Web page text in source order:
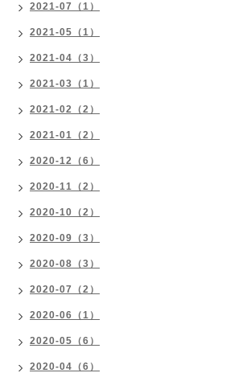
2021-07（1）
2021-05（1）
2021-04（3）
2021-03（1）
2021-02（2）
2021-01（2）
2020-12（6）
2020-11（2）
2020-10（2）
2020-09（3）
2020-08（3）
2020-07（2）
2020-06（1）
2020-05（6）
2020-04（6）